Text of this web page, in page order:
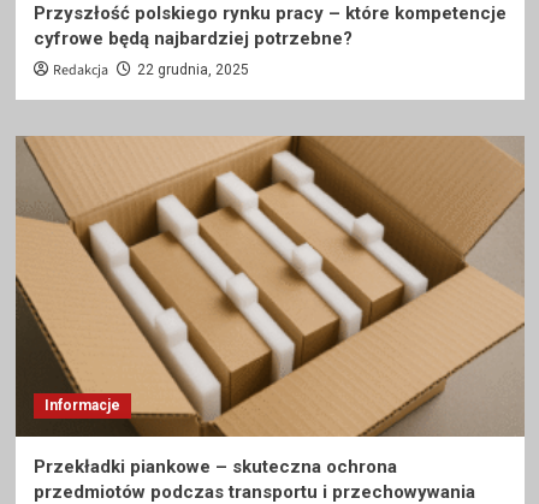
Przyszłość polskiego rynku pracy – które kompetencje
cyfrowe będą najbardziej potrzebne?
Redakcja 22 grudnia, 2025
Informacje
Przekładki piankowe – skuteczna ochrona
przedmiotów podczas transportu i przechowywania